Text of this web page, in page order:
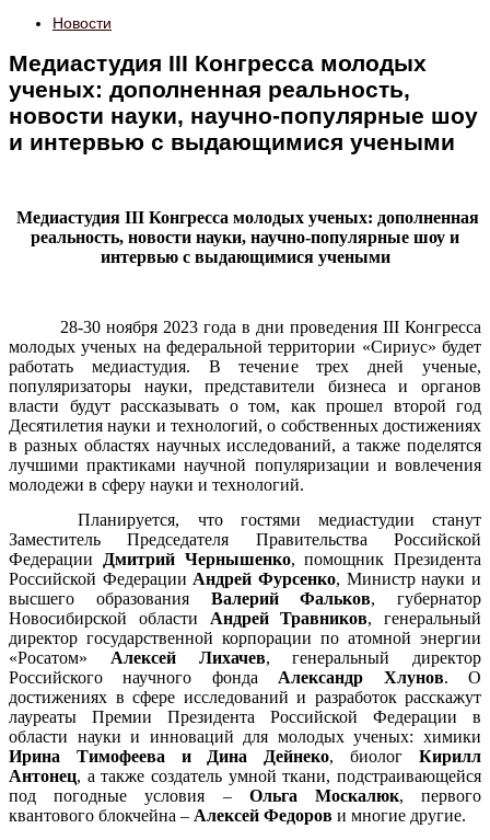
Новости
Медиастудия III Конгресса молодых
ученых: дополненная реальность,
новости науки, научно-популярные шоу
и интервью с выдающимися учеными
Медиастудия IIIКонгресса молодых ученых: дополненная
реальность, новости науки, научно-популярные шоу и
интервью с выдающимися учеными
28-30 ноября 2023 года в дни проведения III Конгресса
молодых ученых на федеральной территории «Сириус» будет
работать медиастудия. В течение трех дней ученые,
популяризаторы науки, представители бизнеса и органов
власти будут рассказывать о том, как прошел второй год
Десятилетия науки и технологий, о собственных достижениях
в разных областях научных исследований, а также поделятся
лучшими практиками научной популяризации и вовлечения
молодежи в сферу науки и технологий.
Планируется, что гостями медиастудии станут
Заместитель Председателя Правительства Российской
Федерации
Дмитрий Чернышенко, помощник Президента
Российской Федерации Андрей Фурсенко, Министр науки и
высшего образования Валерий Фальков, губернатор
Новосибирской области Андрей Травников, генеральный
директор государственной корпорации по атомной энергии
«Росатом» Алексей Лихачев, генеральный директор
Российского научного фонда Александр Хлунов. О
достижениях в сфере исследований и разработок расскажут
лауреаты Премии Президента Российской Федерации в
области науки и инноваций для молодых ученых: химики
Ирина Тимофеева и Дина Дейнеко, биологКирилл
Антонец, а также создатель умной ткани, подстраивающейся
под погодные условия – Ольга Москалюк, первого
квантового блокчейна – Алексей Федоров и многие другие.